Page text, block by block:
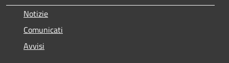
Notizie
Comunicati
Avvisi